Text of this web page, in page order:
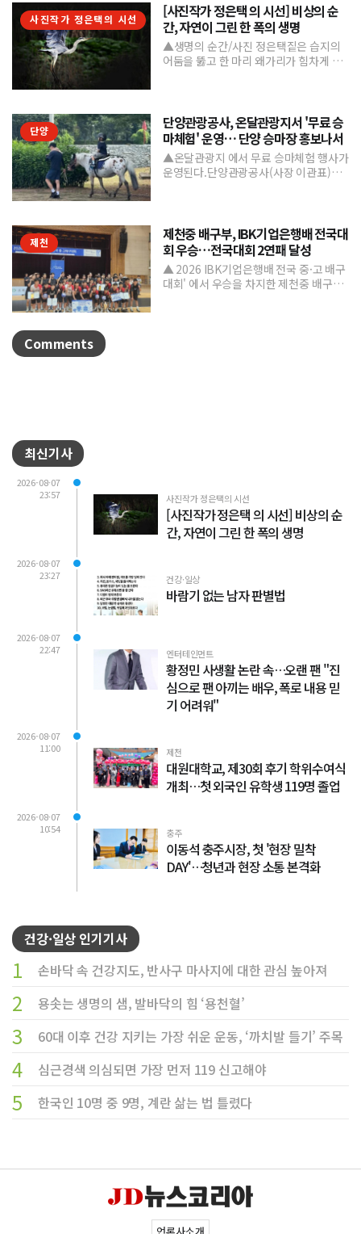
사진작가 정은택의 시선
[사진작가 정은택 의 시선] 비상의 순
간, 자연이 그린 한 폭의 생명
▲생명의 순간/사진 정은택짙은 습지의
어둠을 뚫고 한 마리 왜가리가 힘차게 날
단양
단양관광공사, 온달관광지서 '무료 승
마체험' 운영… 단양 승마장 홍보나서
▲온달관광지 에서 무료 승마체험 행사가
운영된다.단양관광공사(사장 이관표)가
제천
제천중 배구부, IBK기업은행배 전국대
회 우승…전국대회 2연패 달성
▲ 2026 IBK기업은행배 전국 중·고 배구
대회' 에서 우승을 차지한 제천중 배구부.
Comments
최신기사
2026-08-07
23:57
사진작가 정은택의 시선
[사진작가 정은택 의 시선] 비상의 순
간, 자연이 그린 한 폭의 생명
2026-08-07
23:27
건강·일상
바람기 없는 남자 판별법
2026-08-07
22:47
엔터테인먼트
황정민 사생활 논란 속…오랜 팬 "진
심으로 팬 아끼는 배우, 폭로 내용 믿
기 어려워"
2026-08-07
11:00
제천
대원대학교, 제30회 후기 학위수여식
개최…첫 외국인 유학생 119명 졸업
2026-08-07
10:54
충주
이동석 충주시장, 첫 '현장 밀착
DAY'…청년과 현장 소통 본격화
건강·일상 인기기사
1 손바닥 속 건강지도, 반사구 마사지에 대한 관심 높아져
2 용솟는 생명의 샘, 발바닥의 힘 ‘용천혈’
3 60대 이후 건강 지키는 가장 쉬운 운동, ‘까치발 들기’ 주목
4 심근경색 의심되면 가장 먼저 119 신고해야
5 한국인 10명 중 9명, 계란 삶는 법 틀렸다